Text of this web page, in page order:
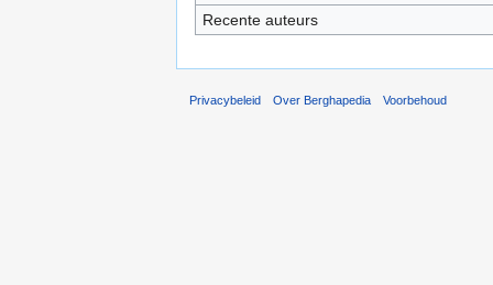
Recente auteurs
Privacybeleid Over Berghapedia Voorbehoud